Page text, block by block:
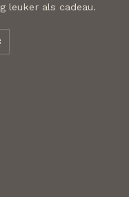
leuker als cadeau.